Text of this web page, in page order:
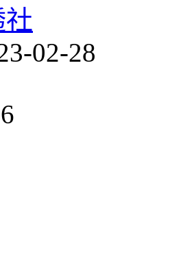
02-28